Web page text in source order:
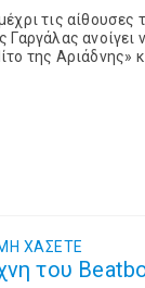
τις
Γαργάλας
της Αριάδνης»
ΧΆΣΕΤΕ
του